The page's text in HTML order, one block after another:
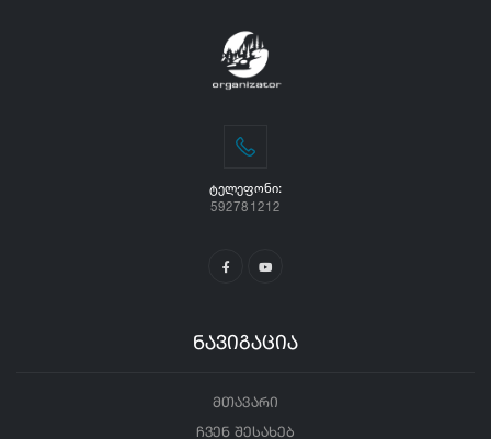
ᲢᲔᲚᲔᲤᲝᲜᲘ:
592781212
ნავიგაცია
მთავარი
ჩვენ შესახებ